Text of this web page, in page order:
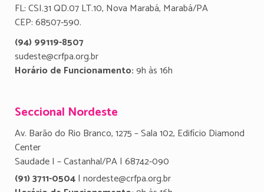
FL: CSI.31 QD.07 LT.10, Nova Marabá, Marabá/PA
CEP: 68507-590.
(94) 99119-8507
sudeste@crfpa.org.br
Horário de Funcionamento:9h às 16h
Seccional Nordeste
Av. Barão do Rio Branco, 1275 – Sala 102, Edifício Diamond
Center
Saudade I – Castanhal/PA | 68742-090
(91) 3711-0504| nordeste@crfpa.org.br